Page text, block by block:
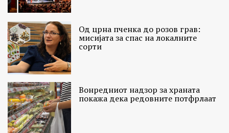
Од црна пченка до розов грав:
мисијата за спас на локалните
сорти
Вонредниот надзор за храната
покажа дека редовните потфрлаат